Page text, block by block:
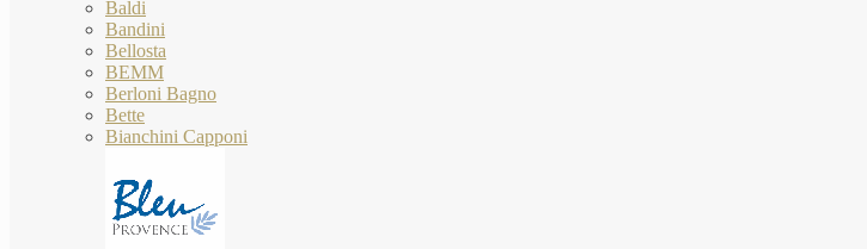
Baldi
Bandini
Bellosta
BEMM
Berloni Bagno
Bette
Bianchini Capponi